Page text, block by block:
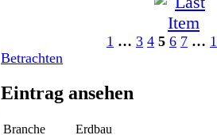
1 … 3 4 5 6 7 …
Betrachten
Eintrag ansehen
Branche Erdbau